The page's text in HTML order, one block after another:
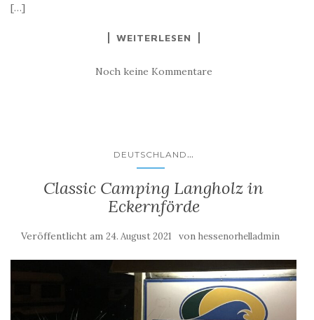
[…]
WEITERLESEN
Noch keine Kommentare
DEUTSCHLAND ...
Classic Camping Langholz in
Eckernförde
Veröffentlicht am 24. August 2021 von hessenorhelladmin